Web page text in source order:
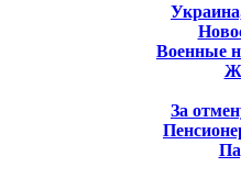
Военные
За